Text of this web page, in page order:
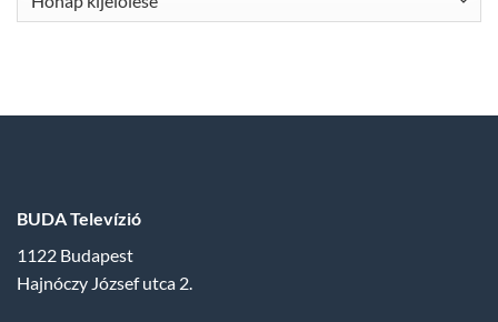
BUDA Televízió
1122 Budapest
Hajnóczy József utca 2.